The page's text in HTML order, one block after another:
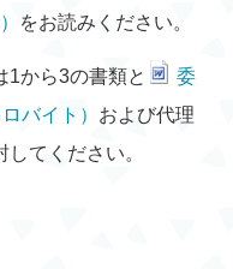
をお読みください。
1から3の書類と
委
バイト） および代理
てください。